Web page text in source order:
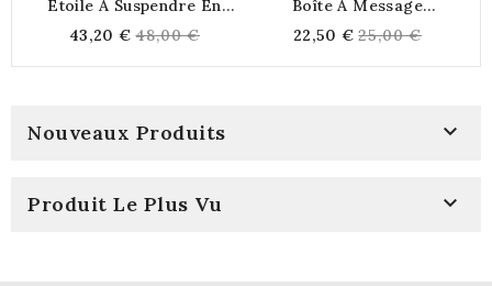
Etoile À Suspendre En
43,20 € Regular
price
48,00 €
Boîte À Message
22,50 € Regular
price
25,00 €
Nouveaux Produits 
Produit Le Plus Vu 